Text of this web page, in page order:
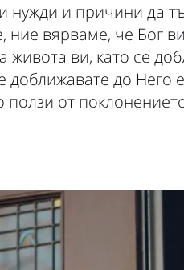
нужди и причини да
вярваме, че Бог
ви, като се
доближавате до Него
ползи от